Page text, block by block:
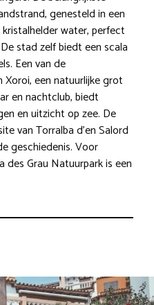
genesteld in een
water, perfect
stad zelf biedt een scala
Een van de
Xoroi, een natuurlijke grot
en nachtclub, biedt
en uitzicht op zee. De
van Torralba d’en Salord
geschiedenis. Voor
des Grau Natuurpark is een